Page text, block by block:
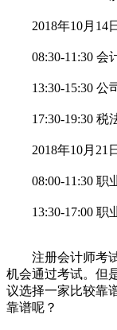
2018年10月14日
08:30-11:30 会
13:30-15:30 公
17:30-19:30 税
2018年10月21
08:00-11:30 职业
13:30-17:00 职业
注册会计师考试
机会通过考试。但
议选择一家比较靠
靠谱呢？